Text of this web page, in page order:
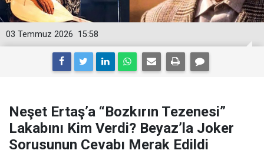
15:58
03 Temmuz 2026
Neşet Ertaş’a “Bozkırın Tezenesi”
Lakabını Kim Verdi? Beyaz’la Joker
Sorusunun Cevabı Merak Edildi